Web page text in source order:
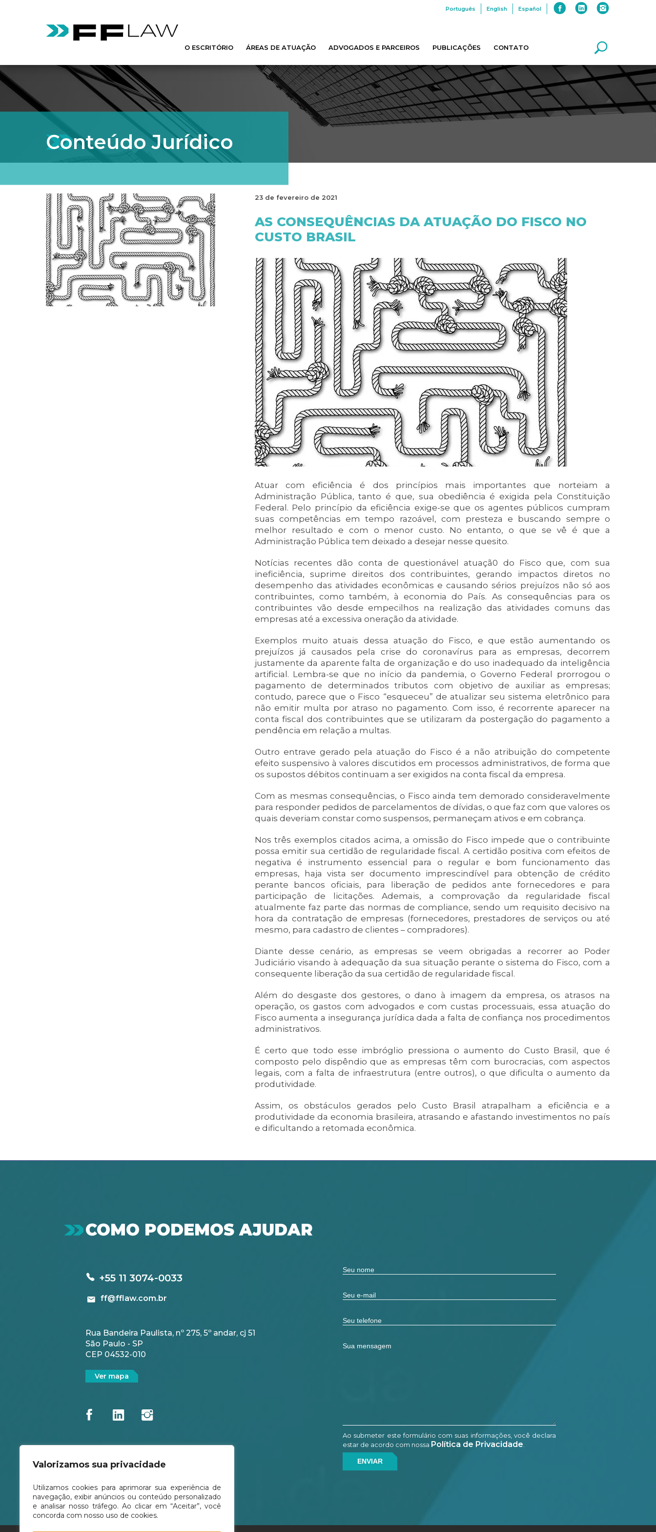
Valorizamos sua privacidade
Utilizamos cookies para aprimorar sua experiência de
navegação, exibir anúncios ou conteúdo personalizado
e analisar nosso tráfego. Ao clicar em “Aceitar”, você
concorda com nosso uso de cookies.
Português English Español
O ESCRITÓRIO ÁREAS DE ATUAÇÃO ADVOGADOS E PARCEIROS PUBLICAÇÕES CONTATO
Conteúdo Jurídico
23 de fevereiro de 2021
AS CONSEQUÊNCIAS DA ATUAÇÃO DO FISCO NO
CUSTO BRASIL
Atuar com eficiência é dos princípios mais importantes que norteiam a
Administração Pública, tanto é que, sua obediência é exigida pela Constituição
Federal. Pelo princípio da eficiência exige-se que os agentes públicos cumpram
suas competências em tempo razoável, com presteza e buscando sempre o
melhor resultado e com o menor custo. No entanto, o que se vê é que a
Administração Pública tem deixado a desejar nesse quesito.
Notícias recentes dão conta de questionável atuaçã0 do Fisco que, com sua
ineficiência, suprime direitos dos contribuintes, gerando impactos diretos no
desempenho das atividades econômicas e causando sérios prejuízos não só aos
contribuintes, como também, à economia do País. As consequências para os
contribuintes vão desde empecilhos na realização das atividades comuns das
empresas até a excessiva oneração da atividade.
Exemplos muito atuais dessa atuação do Fisco, e que estão aumentando os
prejuízos já causados pela crise do coronavírus para as empresas, decorrem
justamente da aparente falta de organização e do uso inadequado da inteligência
artificial. Lembra-se que no início da pandemia, o Governo Federal prorrogou o
pagamento de determinados tributos com objetivo de auxiliar as empresas;
contudo, parece que o Fisco “esqueceu” de atualizar seu sistema eletrônico para
não emitir multa por atraso no pagamento. Com isso, é recorrente aparecer na
conta fiscal dos contribuintes que se utilizaram da postergação do pagamento a
pendência em relação a multas.
Outro entrave gerado pela atuação do Fisco é a não atribuição do competente
efeito suspensivo à valores discutidos em processos administrativos, de forma que
os supostos débitos continuam a ser exigidos na conta fiscal da empresa.
Com as mesmas consequências, o Fisco ainda tem demorado consideravelmente
para responder pedidos de parcelamentos de dívidas, o que faz com que valores os
quais deveriam constar como suspensos, permaneçam ativos e em cobrança.
Nos três exemplos citados acima, a omissão do Fisco impede que o contribuinte
possa emitir sua certidão de regularidade fiscal. A certidão positiva com efeitos de
negativa é instrumento essencial para o regular e bom funcionamento das
empresas, haja vista ser documento imprescindível para obtenção de crédito
perante bancos oficiais, para liberação de pedidos ante fornecedores e para
participação de licitações. Ademais, a comprovação da regularidade fiscal
atualmente faz parte das normas de compliance, sendo um requisito decisivo na
hora da contratação de empresas (fornecedores, prestadores de serviços ou até
mesmo, para cadastro de clientes – compradores).
Diante desse cenário, as empresas se veem obrigadas a recorrer ao Poder
Judiciário visando à adequação da sua situação perante o sistema do Fisco, com a
consequente liberação da sua certidão de regularidade fiscal.
Além do desgaste dos gestores, o dano à imagem da empresa, os atrasos na
operação, os gastos com advogados e com custas processuais, essa atuação do
Fisco aumenta a insegurança jurídica dada a falta de confiança nos procedimentos
administrativos.
É certo que todo esse imbróglio pressiona o aumento do Custo Brasil, que é
composto pelo dispêndio que as empresas têm com burocracias, com aspectos
legais, com a falta de infraestrutura (entre outros), o que dificulta o aumento da
produtividade.
Assim, os obstáculos gerados pelo Custo Brasil atrapalham a eficiência e a
produtividade da economia brasileira, atrasando e afastando investimentos no país
e dificultando a retomada econômica.
COMO PODEMOS AJUDAR
+55 11 3074-0033
ff@fflaw.com.br
Rua Bandeira Paulista, nº 275, 5º andar, cj 51
São Paulo - SP
CEP 04532-010
Ver mapa
Ao submeter este formulário com suas informações, você declara
estar de acordo com nossa Política de Privacidade